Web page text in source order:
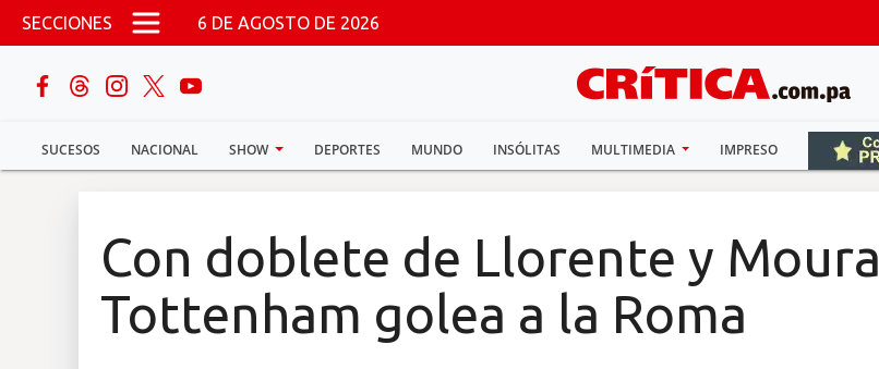
Pasar al contenido principal
SECCIONES 6 DE AGOSTO DE 2026
SUCESOS NACIONAL SHOW DEPORTES MUNDO INSÓLITAS MULTIMEDIA IMPRESO
buscar
Sucesos
Con doblete de Llorente y Moura
Tottenham golea a la Roma